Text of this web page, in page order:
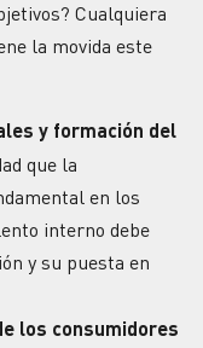
Cualquiera
la movida este
y formación del
que la
en los
interno debe
y su puesta en
los consumidores